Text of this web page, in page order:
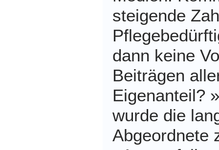
steigende
dann keine
Beiträgen
Eigenanteil?
wurde die
Abgeordnete